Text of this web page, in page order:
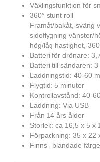
Växlingsfunktion för
360° stunt roll
Framåt/bakåt, sväng
sidoflygning vänster/
hög/låg hastighet,
Batteri för drönare:
Batteri till sändaren:
Laddningstid: 40-60
Flygtid: 5 minuter
Kontrollavstånd: 40-
Laddning: Via USB
Från 14 års ålder
Storlek: ca 16,5 x 5 x
Förpackning: 35 x 22
Finns i blandade